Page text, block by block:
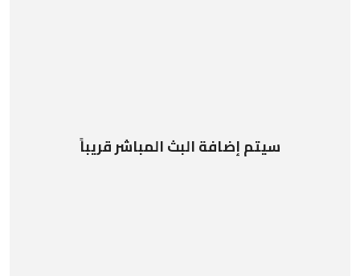
سيتم إضافة البث المباشر قريباً